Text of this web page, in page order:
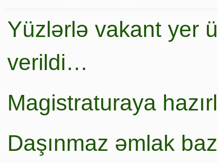
Yüzlərlə vakant yer
verildi…
Magistraturaya
Daşınmaz əmlak